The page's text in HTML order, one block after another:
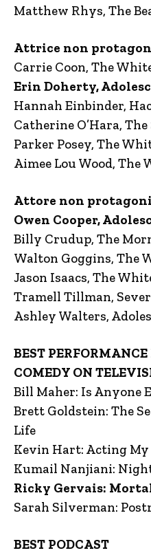
Matthew Rhys, The
Attrice non
Carrie Coon, The
Erin Doherty,
Hannah Einbinder,
Catherine O’Hara,
Parker Posey, The
Aimee Lou Wood, The
Attore non
Owen Cooper,
Billy Crudup, The
Walton Goggins, The
Jason Isaacs, The
Tramell Tillman,
Ashley Walters,
BEST
COMEDY ON
Bill Maher: Is Anyone
Brett Goldstein: The
Life
Kevin Hart: Acting My
Kumail Nanjiani:
Ricky Gervais:
Sarah Silverman:
BEST PODCAST